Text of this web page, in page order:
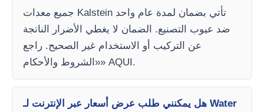
جميع معدات Kalstein تأتي بضمان لمدة عام واحد
ضد عيوب التصنيع. الضمان لا يغطي الأضرار الناتجة
عن التركيب أو الاستخدام غير الصحيح. راجع
«الشروط والأحكام» AQUI.
هل يمكنني طلب عرض أسعار عبر الإنترنت لـ Water